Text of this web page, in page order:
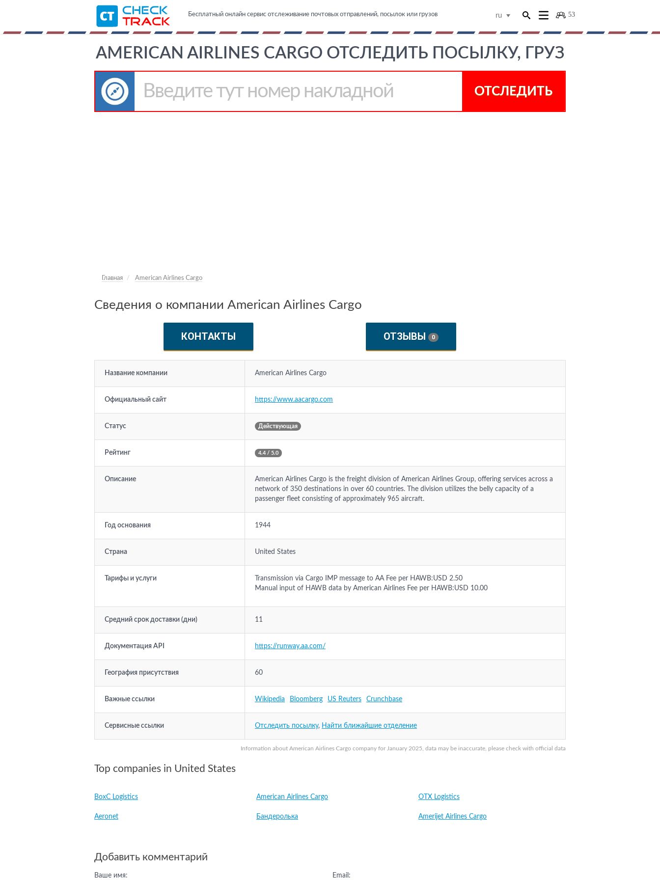
53
ru
Бесплатный онлайн сервис отслеживание почтовых отправлений, посылок или грузов
AMERICAN AIRLINES CARGO ОТСЛЕДИТЬ ПОСЫЛКУ, ГРУЗ
ОТСЛЕДИТЬ
Главная American Airlines Cargo
Сведения о компании American Airlines Cargo
КОНТАКТЫ ОТЗЫВЫ 0
Information about American Airlines Cargo company for January 2025, data may be inaccurate, please check with official data
Название компании American Airlines Cargo
Официальный сайт https://www.aacargo.com
Статус Действующая
Рейтинг 4.4 / 5.0
Описание
American Airlines Cargo is the freight division of American Airlines Group, offering services across a
network of 350 destinations in over 60 countries. The division utilizes the belly capacity of a
passenger fleet consisting of approximately 965 aircraft.
Год основания 1944
Страна United States
Тарифы и услуги
Transmission via Cargo IMP message to AA Fee per HAWB:USD 2.50
Manual input of HAWB data by American Airlines Fee per HAWB:USD 10.00
Средний срок доставки (дни) 11
Документация API https://runway.aa.com/
География присутствия 60
Важные ссылки Wikipedia Bloomberg US Reuters Crunchbase
Сервисные ссылки Отследить посылку, Найти ближайшие отделение
Top companies in United States
BoxC Logistics American Airlines Cargo OTX Logistics
Aeronet Бандеролька Amerijet Airlines Cargo
Добавить комментарий
Ваше имя: Email: